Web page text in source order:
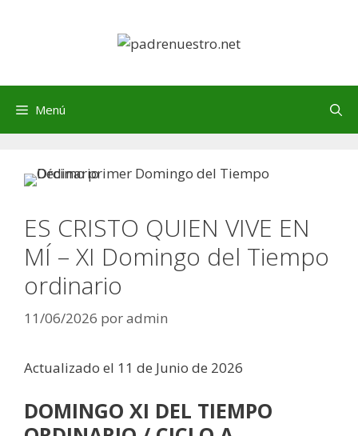
Menú
ES CRISTO QUIEN VIVE EN
MÍ – XI Domingo del Tiempo
ordinario
11/06/2026 poradmin
Actualizado el 11 de Junio de 2026
DOMINGO XI DEL TIEMPO